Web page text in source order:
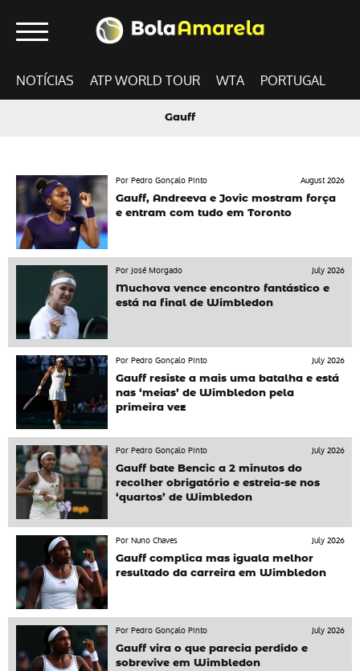
NOTÍCIAS ATP WORLD TOUR WTA PORTUGAL
Gauff
Por Pedro Gonçalo Pinto
August 2026
Gauff, Andreeva e Jovic mostram força
e entram com tudo em Toronto
Por José Morgado
July 2026
Muchova vence encontro fantástico e
está na final de Wimbledon
Por Pedro Gonçalo Pinto
July 2026
Gauff resiste a mais uma batalha e está
nas ‘meias’ de Wimbledon pela
primeira vez
Por Pedro Gonçalo Pinto
July 2026
Gauff bate Bencic a 2 minutos do
recolher obrigatório e estreia-se nos
‘quartos’ de Wimbledon
Por Nuno Chaves
July 2026
Gauff complica mas iguala melhor
resultado da carreira em Wimbledon
Por Pedro Gonçalo Pinto
July 2026
Gauff vira o que parecia perdido e
sobrevive em Wimbledon